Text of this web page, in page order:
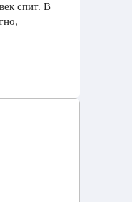
спит. В